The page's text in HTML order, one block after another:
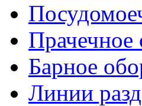
Прачечное
Барное
Линии